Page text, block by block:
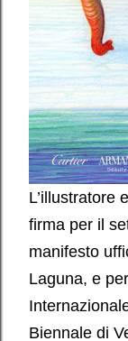
L’illustratore
firma per il
manifesto
Laguna, e
Biennale di